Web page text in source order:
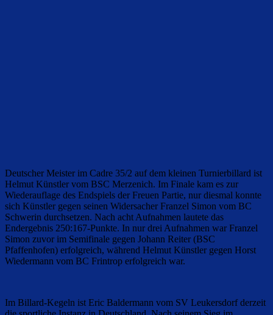
Deutscher Meister im Cadre 35/2 auf dem kleinen Turnierbillard ist
Helmut Künstler vom BSC Merzenich. Im Finale kam es zur
Wiederauflage des Endspiels der Freuen Partie, nur diesmal konnte
sich Künstler gegen seinen Widersacher Franzel Simon vom BC
Schwerin durchsetzen. Nach acht Aufnahmen lautete das
Endergebnis 250:167-Punkte. In nur drei Aufnahmen war Franzel
Simon zuvor im Semifinale gegen Johann Reiter (BSC
Pfaffenhofen) erfolgreich, während Helmut Künstler gegen Horst
Wiedermann vom BC Frintrop erfolgreich war.
Im Billard-Kegeln ist Eric Baldermann vom SV Leukersdorf derzeit